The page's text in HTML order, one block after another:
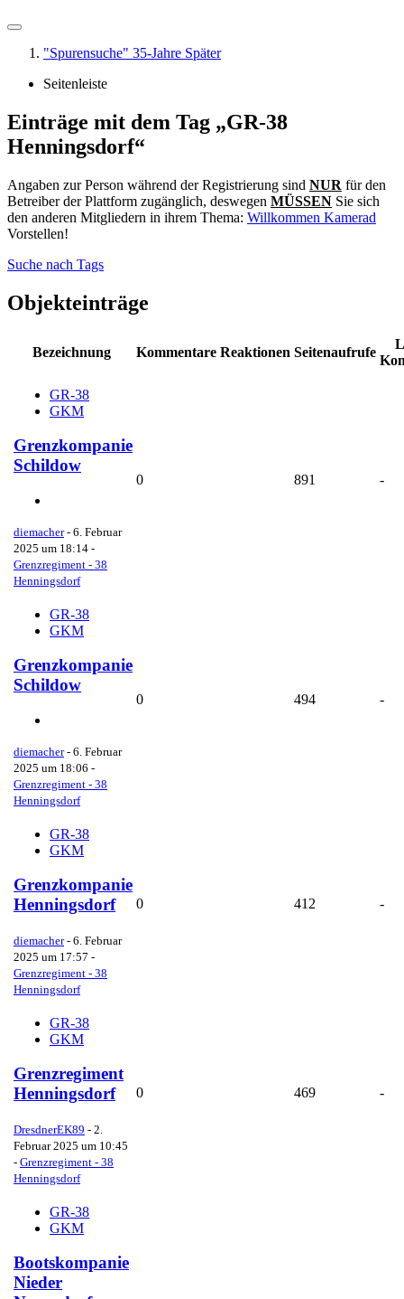
"Spurensuche" 35-Jahre Später
Seitenleiste
Einträge mit dem Tag „GR-38
Henningsdorf“
Angaben zur Person während der Registrierung sind NUR für den
Betreiber der Plattform zugänglich, deswegen MÜSSEN Sie sich
den anderen Mitgliedern in ihrem Thema: Willkommen Kamerad
Vorstellen!
Suche nach Tags
Objekteinträge
Bezeichnung Kommentare Reaktionen Seitenaufrufe
GR-38
GKM
Grenzkompanie
Schildow
diemacher- 6. Februar
2025 um 18:14 -
Grenzregiment - 38
Henningsdorf
0 891 -
GR-38
GKM
Grenzkompanie
Schildow
diemacher- 6. Februar
2025 um 18:06 -
Grenzregiment - 38
Henningsdorf
0 494 -
GR-38
GKM
Grenzkompanie
Henningsdorf
diemacher- 6. Februar
2025 um 17:57 -
Grenzregiment - 38
Henningsdorf
0 412 -
GR-38
GKM
Grenzregiment
Henningsdorf
DresdnerEK89 - 2.
Februar 2025 um 10:45
- Grenzregiment - 38
Henningsdorf
0 469 -
GR-38
GKM
Bootskompanie
Nieder